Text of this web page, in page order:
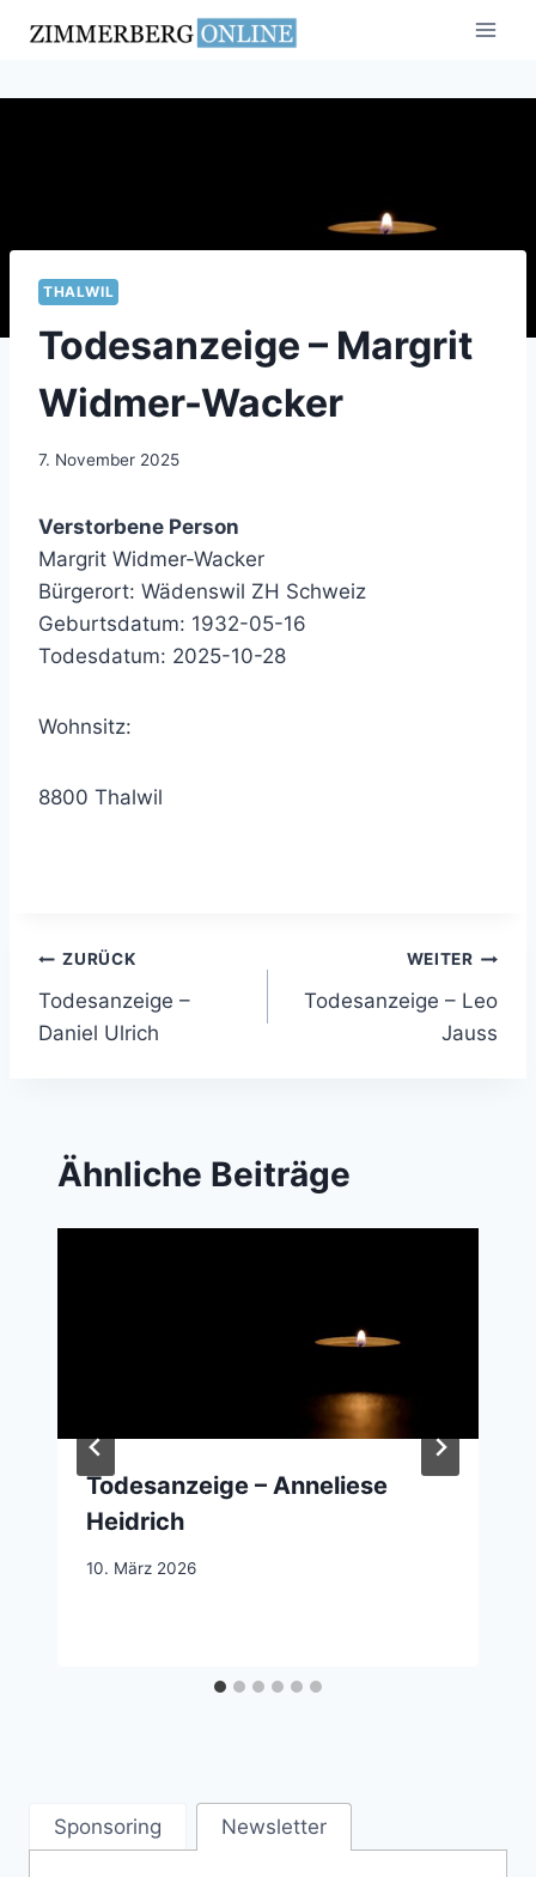
Inhalt
THALWIL
Todesanzeige – Margrit
Widmer-Wacker
7. November 2025
Verstorbene Person
Margrit Widmer-Wacker
Bürgerort: Wädenswil ZH Schweiz
Geburtsdatum: 1932-05-16
Todesdatum: 2025-10-28
Wohnsitz:
8800 Thalwil
Beitragsnavigation
ZURÜCK
Todesanzeige –
Daniel Ulrich
WEITER
Todesanzeige – Leo
Jauss
Ähnliche Beiträge
Todesanzeige – Anneliese
Heidrich
10. März 2026
Sponsoring Newsletter